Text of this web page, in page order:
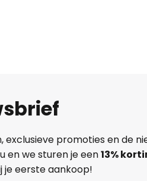
promoties en de
en we sturen je een13%
je eerste aankoop!